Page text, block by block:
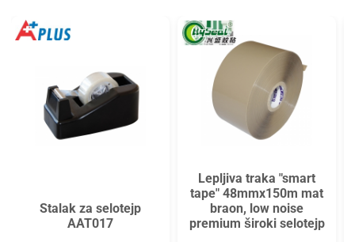
za selotejp
Lepljiva traka "smart
tape" 48mmx150m mat
braon, low noise
premium široki selotejp